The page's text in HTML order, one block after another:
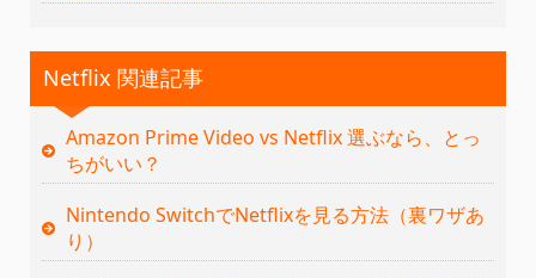
Netflix 関連記事
Amazon Prime Video vs Netflix 選ぶなら、とっ
ちがいい？
Nintendo SwitchでNetflixを見る方法（裏ワザあ
り）